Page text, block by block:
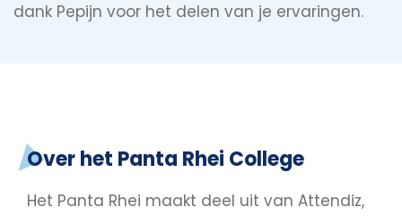
dank Pepijn voor het delen van je ervaringen.
Over het Panta Rhei College
Het Panta Rhei maakt deel uit van Attendiz,